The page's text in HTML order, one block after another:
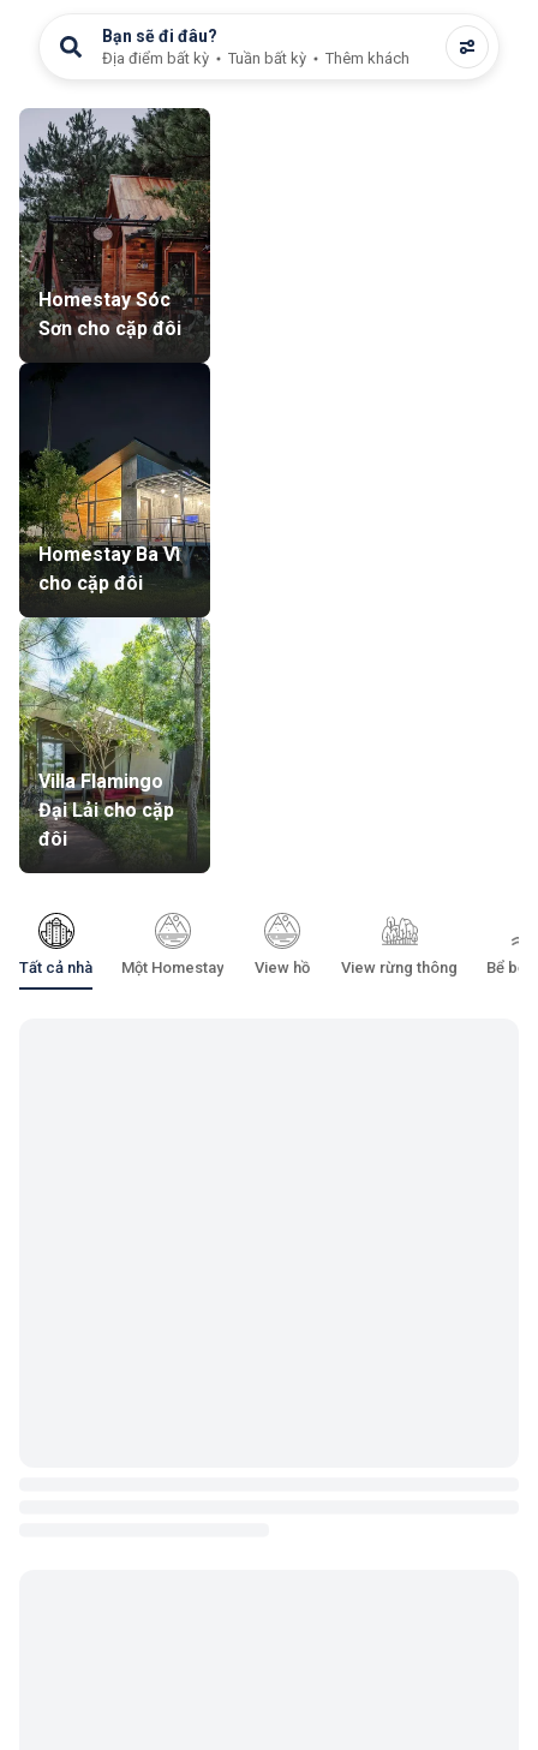
Bạn sẽ đi đâu?
Địa điểm bất kỳ Tuần bất kỳ Thêm khách
Homestay Sóc
Sơn cho cặp đôi
Homestay Ba Vì
cho cặp đôi
Villa Flamingo
Đại Lải cho cặp
đôi
Tất cả nhà Một Homestay View hồ View rừng thông Bể bơi